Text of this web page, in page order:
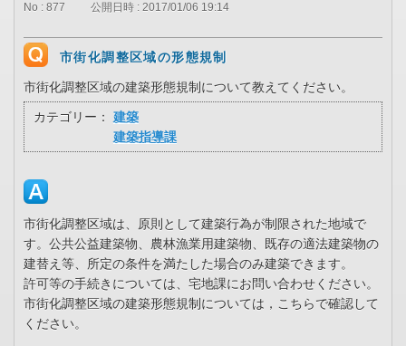
No : 877 公開日時 : 2017/01/06 19:14
市街化調整区域の形態規制
市街化調整区域の建築形態規制について教えてください。
カテゴリー：
建築
建築指導課
市街化調整区域は、原則として建築行為が制限された地域で
す。公共公益建築物、農林漁業用建築物、既存の適法建築物の
建替え等、所定の条件を満たした場合のみ建築できます。
許可等の手続きについては、宅地課にお問い合わせください。
市街化調整区域の建築形態規制については，こちらで確認して
ください。